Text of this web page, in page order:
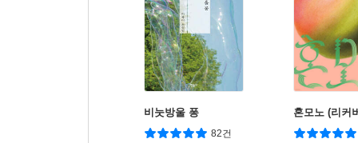
비눗방울 퐁
82건
혼모노 (리커